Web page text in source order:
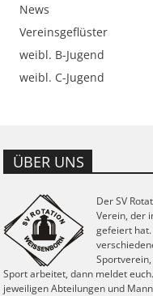
News
Vereinsgeflüster
weibl. B-Jugend
weibl. C-Jugend
ÜBER UNS
Der SV
Verein, der
gefeiert
Sport arbeitet, dann meldet
jeweiligen Abteilungen und